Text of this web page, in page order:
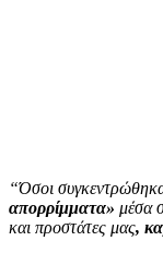
“Όσοι
απορρίμματα» μέσα
και προστάτες μας,